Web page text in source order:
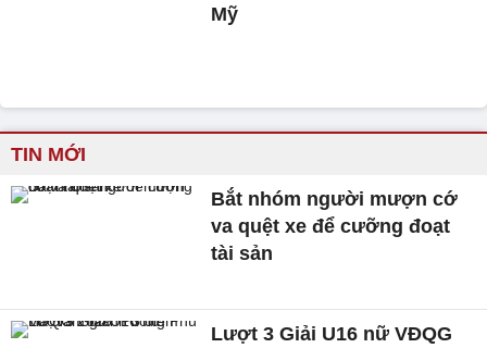
Mỹ
TIN MỚI
Bắt nhóm người mượn cớ
va quệt xe để cưỡng đoạt
tài sản
Lượt 3 Giải U16 nữ VĐQG